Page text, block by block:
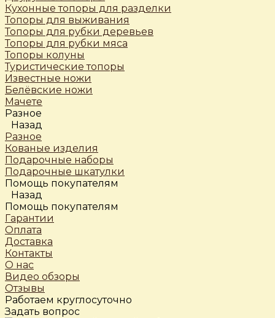
Кухонные топоры для разделки
Топоры для выживания
Топоры для рубки деревьев
Топоры для рубки мяса
Топоры колуны
Туристические топоры
Известные ножи
Белёвские ножи
Мачете
Разное
Назад
Разное
Кованые изделия
Подарочные наборы
Подарочные шкатулки
Помощь покупателям
Назад
Помощь покупателям
Гарантии
Оплата
Доставка
Контакты
О нас
Видео обзоры
Отзывы
Работаем круглосуточно
Задать вопрос